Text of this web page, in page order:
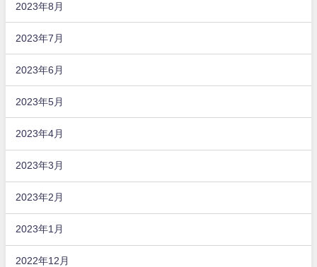
2023年8月
2023年7月
2023年6月
2023年5月
2023年4月
2023年3月
2023年2月
2023年1月
2022年12月